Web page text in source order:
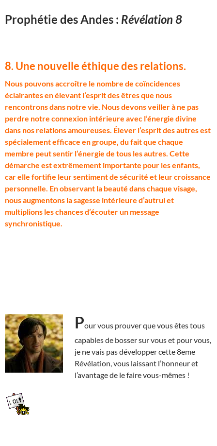
Prophétie des Andes : Révélation 8
8. Une nouvelle éthique des relations.
Nous pouvons accroître le nombre de coïncidences
éclairantes en élevant l’esprit des êtres que nous
rencontrons dans notre vie. Nous devons veiller à ne pas
perdre notre connexion intérieure avec l’énergie divine
dans nos relations amoureuses. Élever l’esprit des autres est
spécialement efficace en groupe, du fait que chaque
membre peut sentir l’énergie de tous les autres. Cette
démarche est extrêmement importante pour les enfants,
car elle fortifie leur sentiment de sécurité et leur croissance
personnelle. En observant la beauté dans chaque visage,
nous augmentons la sagesse intérieure d’autrui et
multiplions les chances d’écouter un message
synchronistique.
Pour vous prouver que vous êtes tous
capables de bosser sur vous et pour vous,
je ne vais pas développer cette 8eme
Révélation, vous laissant l’honneur et
l’avantage de le faire vous-mêmes !